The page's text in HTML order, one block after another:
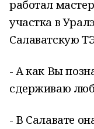
работал
участка в
Салаватскую
- А как Вы
сдерживаю
- В Салавате